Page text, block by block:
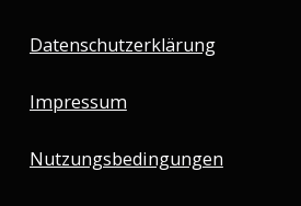
Datenschutzerklärung
Impressum
Nutzungsbedingungen